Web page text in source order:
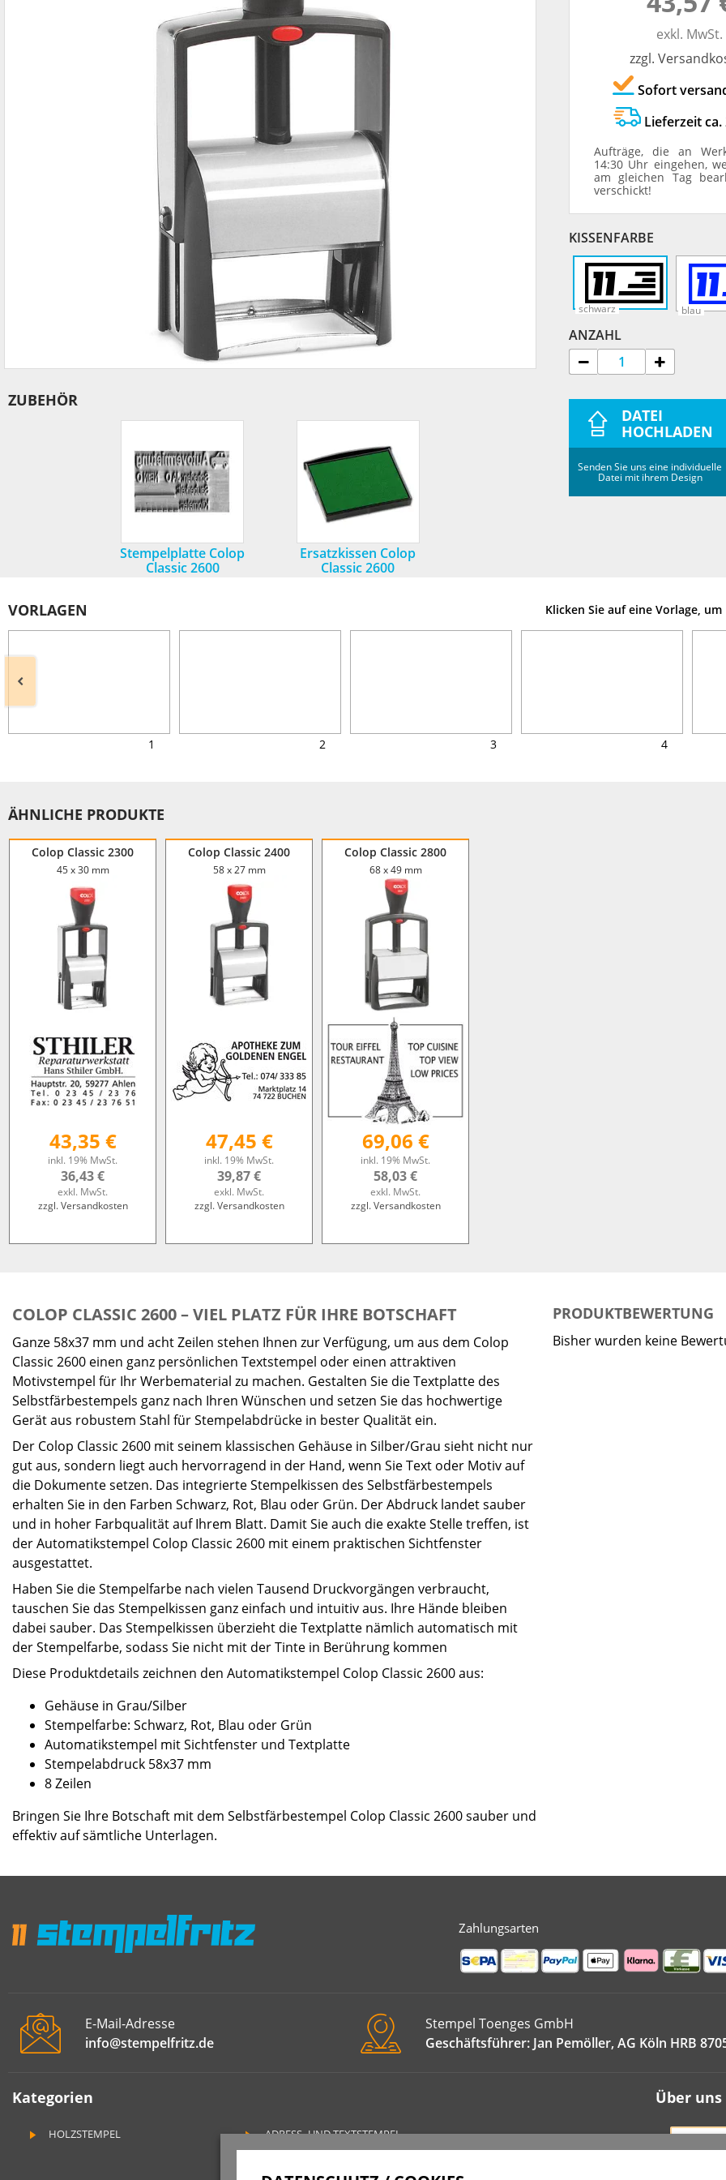
EASYPRINT LINE
ZUBEHÖR
Stempelplatte Colop
Classic 2600
Ersatzkissen Colop
Classic 2600
exkl. MwSt.
zzgl.
Sofort
Lieferzeit ca.
Aufträge, die an
14:30 Uhr eingehen,
am gleichen Tag
verschickt!
KISSENFARBE
schwarz blau
ANZAHL
DATEI
HOCHLADEN
Senden Sie uns eine individuelle
Datei mit ihrem Design
VORLAGEN Klicken Sie auf eine Vorlage,
1 2 3 4
ÄHNLICHE PRODUKTE
Colop Classic 2300
45 x 30 mm
43,35 €
inkl. 19% MwSt.
36,43 €
exkl. MwSt.
zzgl. Versandkosten
Colop Classic 2400
58 x 27 mm
47,45 €
inkl. 19% MwSt.
39,87 €
exkl. MwSt.
zzgl. Versandkosten
Colop Classic 2800
68 x 49 mm
69,06 €
inkl. 19% MwSt.
58,03 €
exkl. MwSt.
zzgl. Versandkosten
COLOP CLASSIC 2600 – VIEL PLATZ FÜR IHRE BOTSCHAFT
Ganze 58x37 mm und acht Zeilen stehen Ihnen zur Verfügung, um aus dem Colop
Classic 2600 einen ganz persönlichen Textstempel oder einen attraktiven
Motivstempel für Ihr Werbematerial zu machen. Gestalten Sie die Textplatte des
Selbstfärbestempels ganz nach Ihren Wünschen und setzen Sie das hochwertige
Gerät aus robustem Stahl für Stempelabdrücke in bester Qualität ein.
Der Colop Classic 2600 mit seinem klassischen Gehäuse in Silber/Grau sieht nicht nur
gut aus, sondern liegt auch hervorragend in der Hand, wenn Sie Text oder Motiv auf
die Dokumente setzen. Das integrierte Stempelkissen des Selbstfärbestempels
erhalten Sie in den Farben Schwarz, Rot, Blau oder Grün. Der Abdruck landet sauber
und in hoher Farbqualität auf Ihrem Blatt. Damit Sie auch die exakte Stelle treffen, ist
der Automatikstempel Colop Classic 2600 mit einem praktischen Sichtfenster
ausgestattet.
Haben Sie die Stempelfarbe nach vielen Tausend Druckvorgängen verbraucht,
tauschen Sie das Stempelkissen ganz einfach und intuitiv aus. Ihre Hände bleiben
dabei sauber. Das Stempelkissen überzieht die Textplatte nämlich automatisch mit
der Stempelfarbe, sodass Sie nicht mit der Tinte in Berührung kommen
Diese Produktdetails zeichnen den Automatikstempel Colop Classic 2600 aus:
Gehäuse in Grau/Silber
Stempelfarbe: Schwarz, Rot, Blau oder Grün
Automatikstempel mit Sichtfenster und Textplatte
Stempelabdruck 58x37 mm
8 Zeilen
Bringen Sie Ihre Botschaft mit dem Selbstfärbestempel Colop Classic 2600 sauber und
effektiv auf sämtliche Unterlagen.
PRODUKTBEWERTUNG
Bisher wurden keine
Zahlungsarten
E-Mail-Adresse
info@stempelfritz.de
Stempel Toenges GmbH
Geschäftsführer: Jan Pemöller, AG Köln HRB
Kategorien
HOLZSTEMPEL ADRESS- UND TEXTSTEMPEL
Über uns